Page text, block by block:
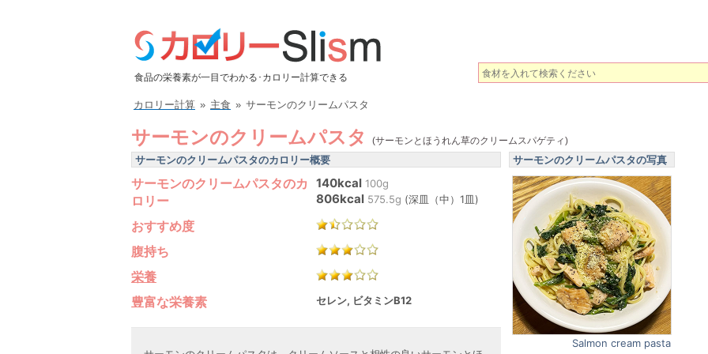
食品の栄養素が一目でわかる･カロリー計算できる
カロリー計算 » 主食 » サーモンのクリームパスタ
サーモンのクリームパスタ (サーモンとほうれん草のクリームスパゲティ)
サーモンのクリームパスタのカロリー概要
サーモンのクリームパスタのカ
ロリー
140kcal 100g
806kcal 575.5g (深皿（中）1皿)
おすすめ度
腹持ち
栄養
豊富な栄養素
セレン, ビタミンB12
サーモンのクリームパスタの写真
Salmon cream pasta